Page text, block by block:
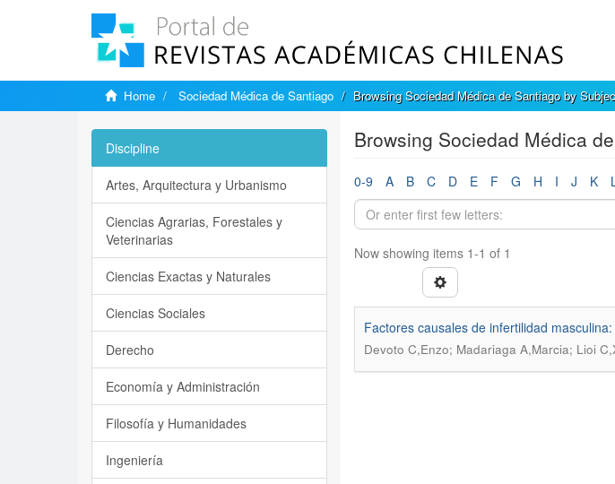
Home Sociedad Médica de Santiago Browsing Sociedad Médica de Santiago by
Browsing Sociedad Médica
0-9 A B C D E F G H I J K
Now showing items 1-1 of 1
Factores causales de infertilidad
Devoto C,Enzo; Madariaga A,Marcia; Lioi
Discipline
Artes, Arquitectura y Urbanismo
Ciencias Agrarias, Forestales y
Veterinarias
Ciencias Exactas y Naturales
Ciencias Sociales
Derecho
Economía y Administración
Filosofía y Humanidades
Ingeniería